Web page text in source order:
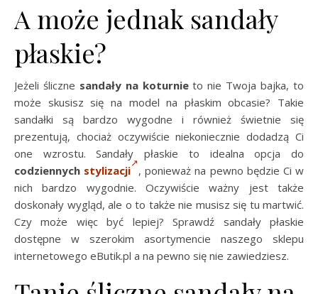
A może jednak sandały
płaskie?
Jeżeli śliczne sandały na koturnieto nie Twoja bajka, to
może skusisz się na model na płaskim obcasie? Takie
sandałki są bardzo wygodne i również świetnie się
prezentują, chociaż oczywiście niekoniecznie dodadzą Ci
one wzrostu. Sandały płaskie to idealna opcja do
codziennych stylizacji , ponieważ na pewno będzie Ci w
nich bardzo wygodnie. Oczywiście ważny jest także
doskonały wygląd, ale o to także nie musisz się tu martwić.
Czy może więc być lepiej? Sprawdź sandały płaskie
dostępne w szerokim asortymencie naszego sklepu
internetowego eButik.pl a na pewno się nie zawiedziesz.